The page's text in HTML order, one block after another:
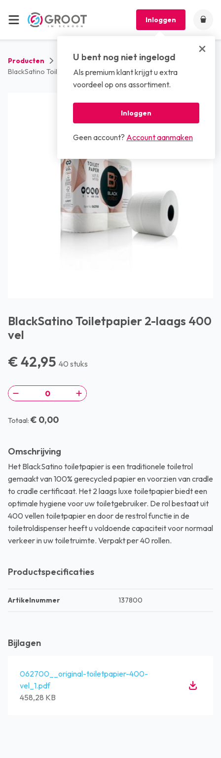
Inloggen
U bent nog niet ingelogd
Als premium klant krijgt u extra
voordeel op ons assortiment.
Inloggen
Geen account? Account aanmaken
Producten Sanitaire artikelen
Toiletpapier
BlackSatino Toiletpapier 2-laags 400 vel
BlackSatino Toiletpapier 2-laags 400
vel
€ 42,95 40 stuks
Totaal: € 0,00
Omschrijving
Het BlackSatino toiletpapier is een traditionele toiletrol
gemaakt van 100% gerecycled papier en voorzien van cradle
to cradle certificaat. Het 2 laags luxe toiletpapier biedt een
optimale hygiene voor uw toiletgebruiker. De rol bestaat uit
400 vellen toiletpapier en door de restrol functie in de
toiletroldispenser heeft u voldoende capaciteit voor normaal
verkeer in uw toiletruimte. Verpakt per 40 rollen.
Productspecificaties
Artikelnummer 137800
Bijlagen
062700__original-toiletpapier-400-
vel_1.pdf
458,28 KB